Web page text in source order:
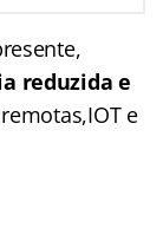
reduzida e
e